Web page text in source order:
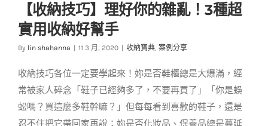
【收納技巧】理好你
的雜亂！3種超實用收
納好幫手
【收納技巧】理好你的雜亂！3種超
實用收納好幫手
By lin shahanna 11 3 月, 2020 收納寶典, 案例分享
收納技巧各位一定要學起來！妳是否鞋櫃總是大爆滿，經
常被家人碎念「鞋子已經夠多了，不要再買了」「你是蜈
蚣嗎？買這麼多鞋幹嘛？」但每每看到喜歡的鞋子，還是
忍不住把它帶回家再說；妳是否化妝品、保養品總是蔓延